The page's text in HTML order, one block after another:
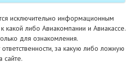
исключительно информационным
либо Авиакомпании и Авиакассе.
для ознакомления.
за какую либо ложную